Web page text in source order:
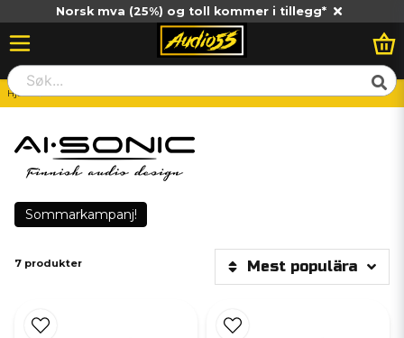
Norsk mva (25%) og toll kommer i tillegg*
Hjem AI-SONIC
Sommarkampanj!
7 produkter Mest populära